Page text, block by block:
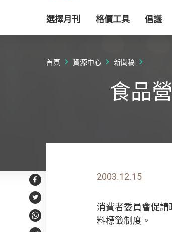
選擇月刊 格價工具 倡議
首頁 資源中心 新聞稿
食品
Facebook
Twitter
WhatsApp
2003.12.15
消費者委員會促
料標籤制度。